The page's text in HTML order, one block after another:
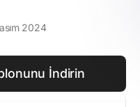
2024
İndirin